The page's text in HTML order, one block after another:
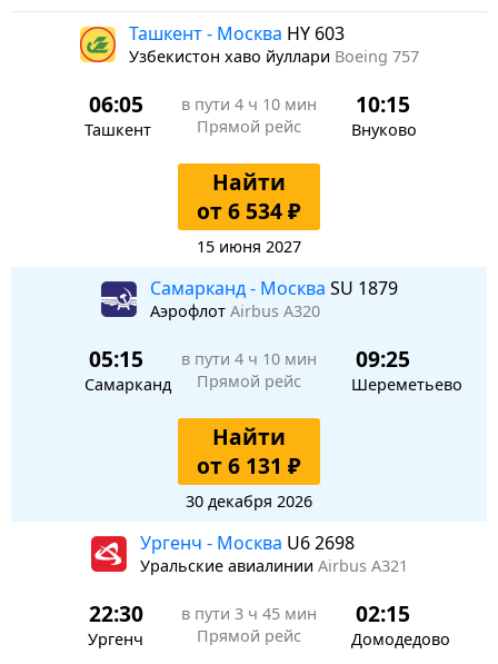
Ташкент - Москва HY 603
Узбекистон хаво йуллари Boeing 757
06:05
Ташкент
в пути 4 ч 10 мин
Прямой рейс
10:15
Внуково
Найти
от 6 534 ₽
15 июня 2027
Самарканд - Москва SU 1879
Аэрофлот Airbus A320
05:15
Самарканд
в пути 4 ч 10 мин
Прямой рейс
09:25
Шереметьево
Найти
от 6 131 ₽
30 декабря 2026
Ургенч - Москва U6 2698
Уральские авиалинии Airbus A321
22:30
Ургенч
в пути 3 ч 45 мин
Прямой рейс
02:15
Домодедово